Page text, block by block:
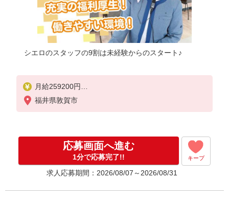
シエロのスタッフの9割は未経験からのスタート♪
月給259200円
※残業手当別途支給
※研修期間6か月・時給1500円〜
゜+゜・。○。・゜+゜・。○。・゜+゜
入社祝い金10万円支給(規定有)
お友達を紹介頂くと,
インセンティブ支給(規定有)
福井県敦賀市
応募画面へ進む
1分で応募完了!! キープ
求人応募期間：2026/08/07～2026/08/31